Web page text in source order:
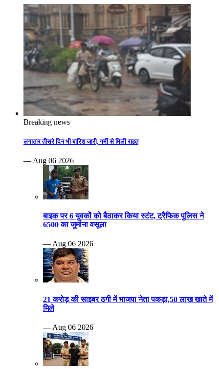
Breaking news
लगातार तीसरे दिन भी बारिश जारी, गर्मी से मिली राहत
— Aug 06 2026
बाइक पर 6 युवकों को बैठाकर किया स्टंट, ट्रैफिक पुलिस ने
6500 का जुर्माना वसूला
— Aug 06 2026
21 करोड़ की साइबर ठगी में भाजपा नेता पकड़ा,50 लाख खाते में
मिले
— Aug 06 2026